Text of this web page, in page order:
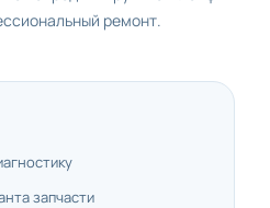
ремонт.
запчасти